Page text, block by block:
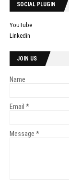
SOCIAL PLUGIN
YouTube
Linkedin
JOIN US
Name
Email *
Message *